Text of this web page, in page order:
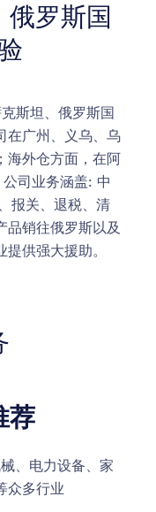
俄罗斯国
斯坦、俄罗斯国
在广州、义乌、乌
海外仓方面，在阿
司业务涵盖: 中
报关、退税、清
品销往俄罗斯以及
供强大援助。
荐
、电力设备、家
众多行业